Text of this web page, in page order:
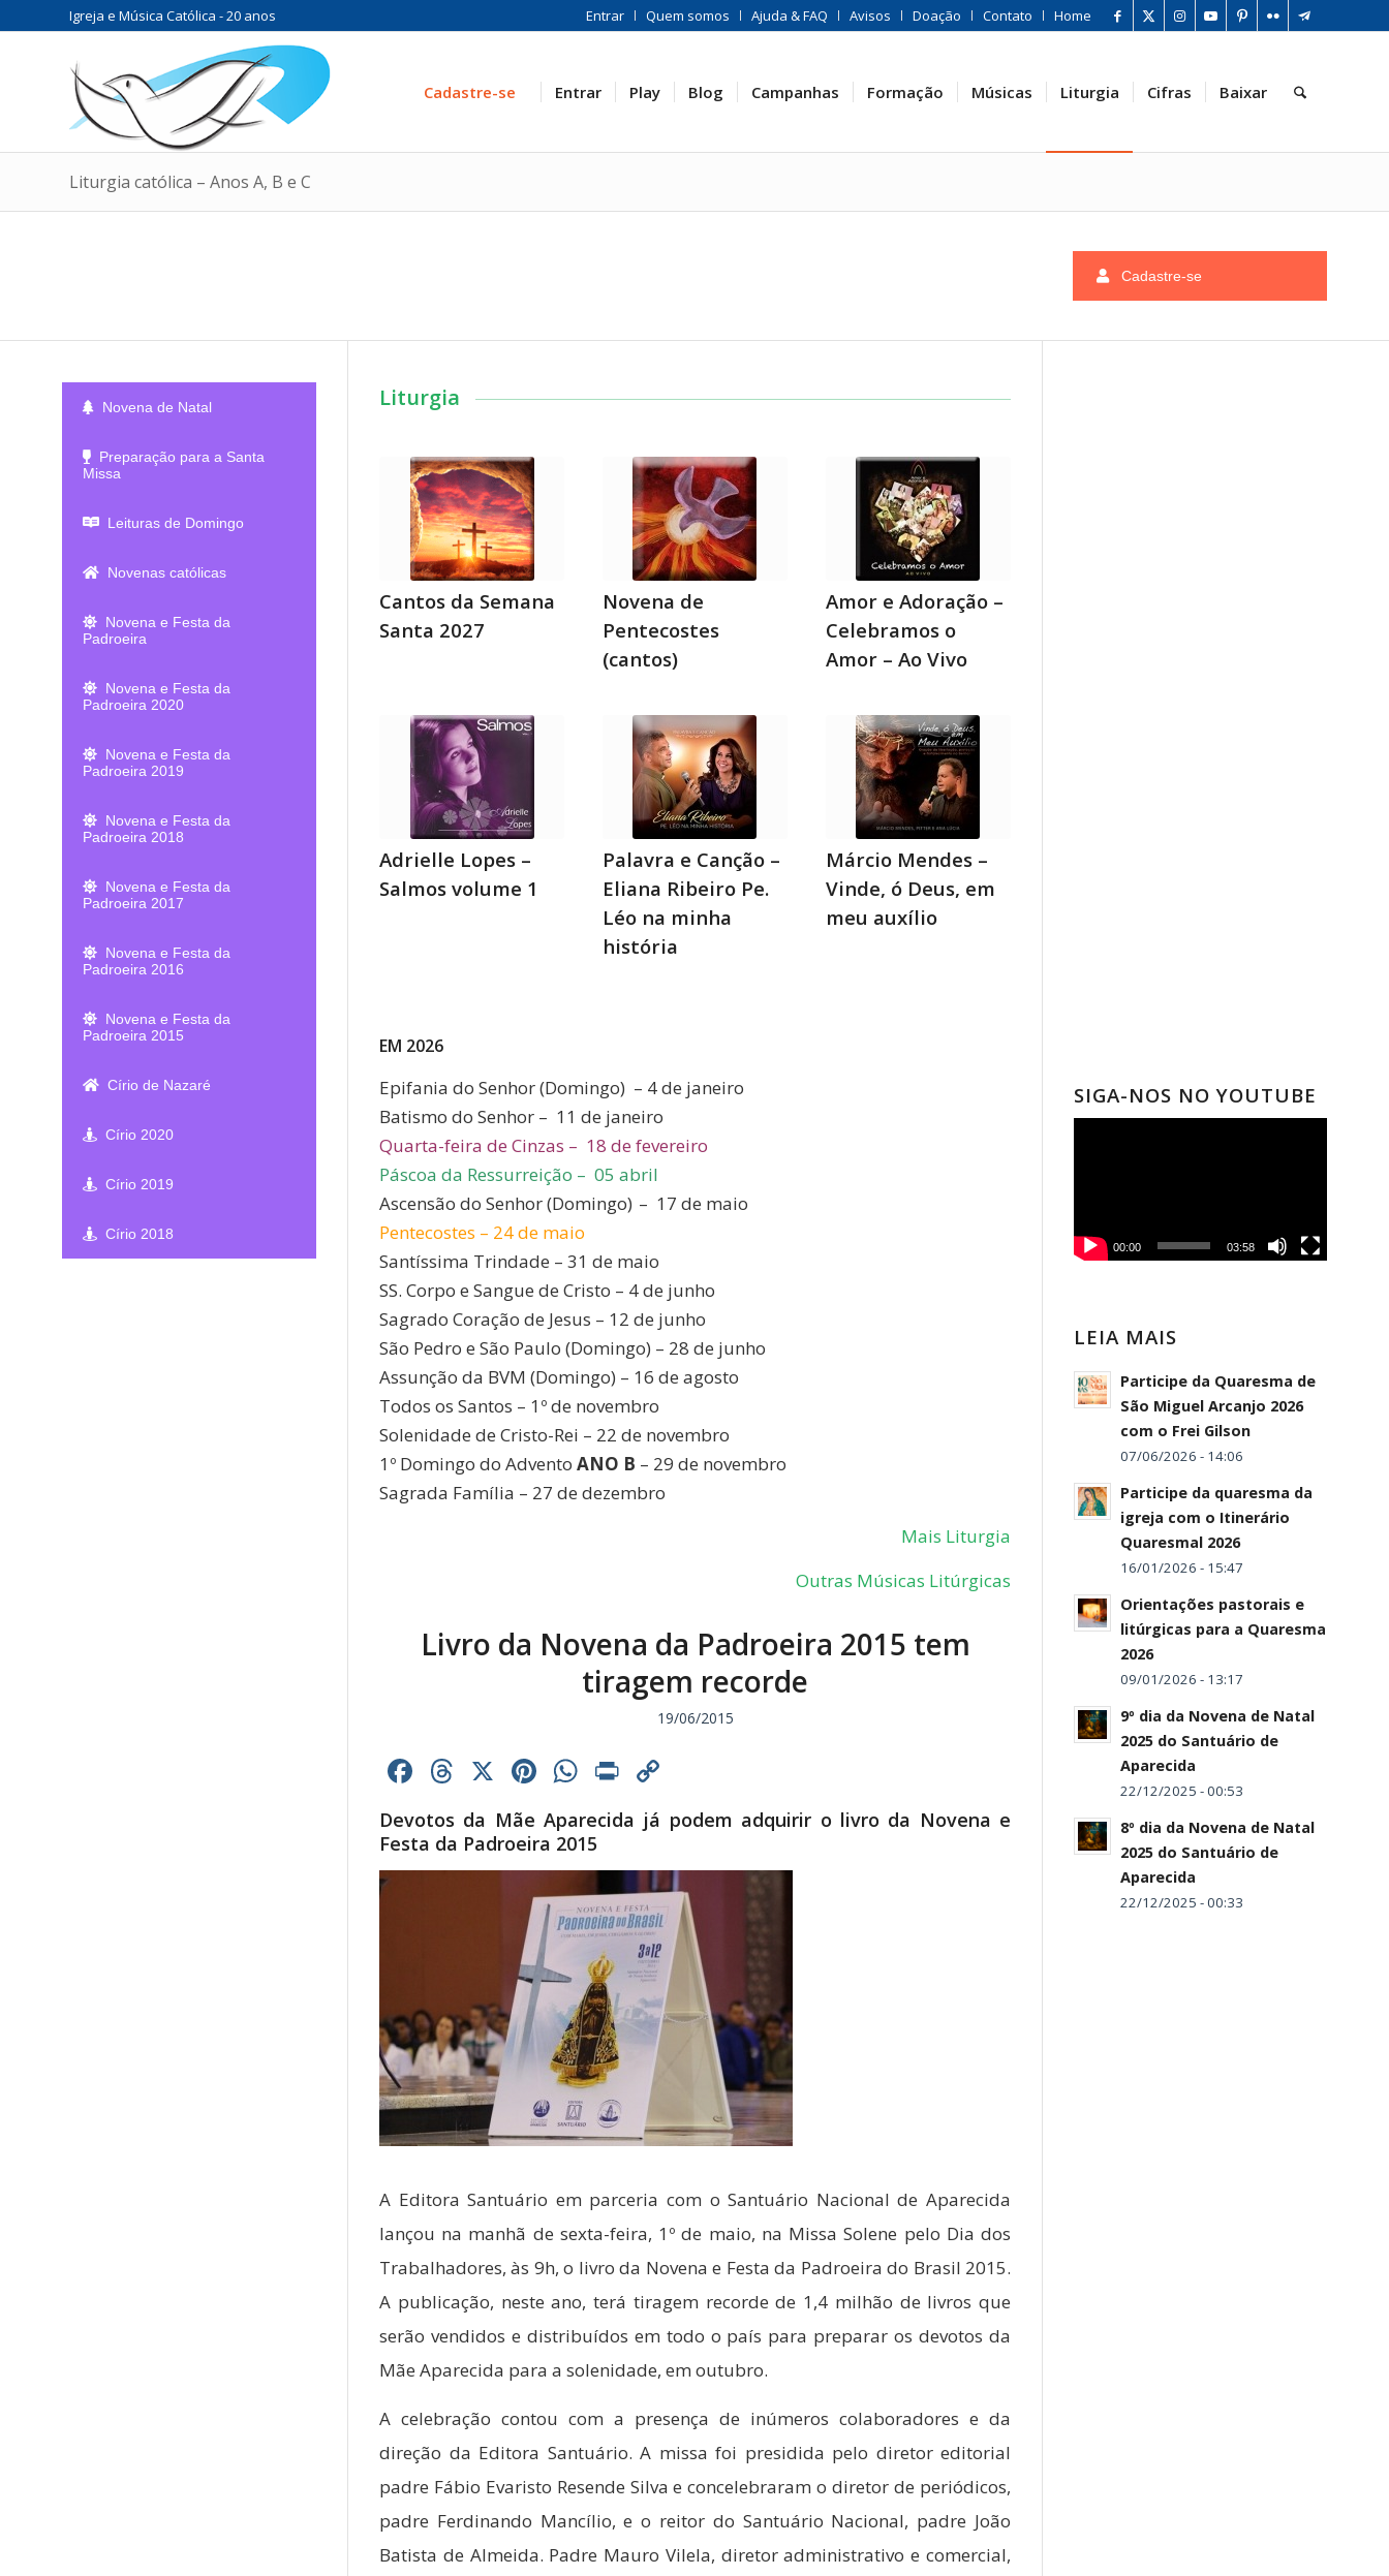
Entrar Quem somos Ajuda & FAQ Avisos Doação Contato Home
Igreja e Música Católica - 20 anos
Cadastre-se Entrar Play Blog Campanhas Formação Músicas Liturgia Cifras Baixar
Liturgia católica – Anos A, B e C
Cadastre-se
Novena de Natal
Preparação para a Santa
Missa
Leituras de Domingo
Novenas católicas
Novena e Festa da
Padroeira
Novena e Festa da
Padroeira 2020
Novena e Festa da
Padroeira 2019
Novena e Festa da
Padroeira 2018
Novena e Festa da
Padroeira 2017
Novena e Festa da
Padroeira 2016
Novena e Festa da
Padroeira 2015
Círio de Nazaré
Círio 2020
Círio 2019
Círio 2018
Liturgia
Cantos da Semana
Santa 2027
Novena de
Pentecostes
(cantos)
Amor e Adoração –
Celebramos o
Amor – Ao Vivo
Adrielle Lopes –
Salmos volume 1
Palavra e Canção –
Eliana Ribeiro Pe.
Léo na minha
história
Márcio Mendes –
Vinde, ó Deus, em
meu auxílio
EM 2026
Epifania do Senhor (Domingo) – 4 de janeiro
Batismo do Senhor – 11 de janeiro
Quarta-feira de Cinzas – 18 de fevereiro
Páscoa da Ressurreição – 05 abril
Ascensão do Senhor (Domingo) – 17 de maio
Pentecostes – 24 de maio
Santíssima Trindade – 31 de maio
SS. Corpo e Sangue de Cristo – 4 de junho
Sagrado Coração de Jesus – 12 de junho
São Pedro e São Paulo (Domingo) – 28 de junho
Assunção da BVM (Domingo) – 16 de agosto
Todos os Santos – 1º de novembro
Solenidade de Cristo-Rei – 22 de novembro
1º Domingo do Advento ANO B – 29 de novembro
Sagrada Família – 27 de dezembro
Mais Liturgia
Outras Músicas Litúrgicas
Livro da Novena da Padroeira 2015 tem
tiragem recorde
19/06/2015
Facebook
Threads
X Pinterest
WhatsApp
Print
Link
Devotos da Mãe Aparecida já podem adquirir o livro da Novena e
Festa da Padroeira 2015
A Editora Santuário em parceria com o Santuário Nacional de Aparecida
lançou na manhã de sexta-feira, 1º de maio, na Missa Solene pelo Dia dos
Trabalhadores, às 9h, o livro da Novena e Festa da Padroeira do Brasil 2015.
A publicação, neste ano, terá tiragem recorde de 1,4 milhão de livros que
serão vendidos e distribuídos em todo o país para preparar os devotos da
Mãe Aparecida para a solenidade, em outubro.
A celebração contou com a presença de inúmeros colaboradores e da
direção da Editora Santuário. A missa foi presidida pelo diretor editorial
padre Fábio Evaristo Resende Silva e concelebraram o diretor de periódicos,
padre Ferdinando Mancílio, e o reitor do Santuário Nacional, padre João
Batista de Almeida. Padre Mauro Vilela, diretor administrativo e comercial,
SIGA-NOS NO YOUTUBE
00:00 03:58
LEIA MAIS
Participe da Quaresma de
São Miguel Arcanjo 2026
com o Frei Gilson
07/06/2026 - 14:06
Participe da quaresma da
igreja com o Itinerário
Quaresmal 2026
16/01/2026 - 15:47
Orientações pastorais e
litúrgicas para a Quaresma
2026
09/01/2026 - 13:17
9º dia da Novena de Natal
2025 do Santuário de
Aparecida
22/12/2025 - 00:53
8º dia da Novena de Natal
2025 do Santuário de
Aparecida
22/12/2025 - 00:33